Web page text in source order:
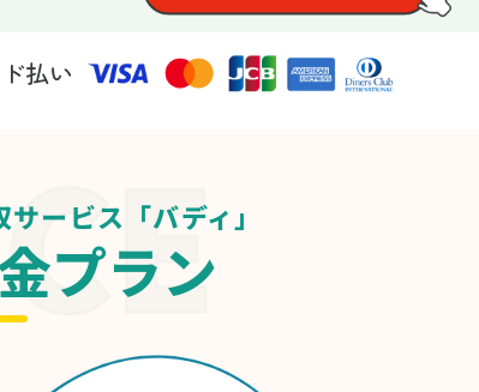
払い
ービス「バディ」
プラン